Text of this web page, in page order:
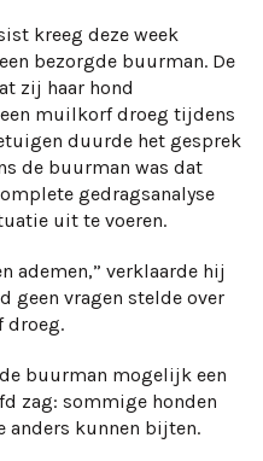
kreeg deze week
bezorgde buurman. De
zij haar hond
muilkorf droeg tijdens
duurde het gesprek
de buurman was dat
gedragsanalyse
uit te voeren.
ademen,” verklaarde hij
vragen stelde over
droeg.
buurman mogelijk een
zag: sommige honden
anders kunnen bijten.